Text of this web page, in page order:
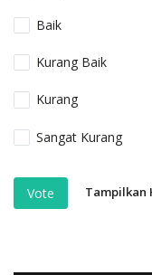
Baik
Kurang Baik
Kurang
Sangat Kurang
Vote Tampilkan